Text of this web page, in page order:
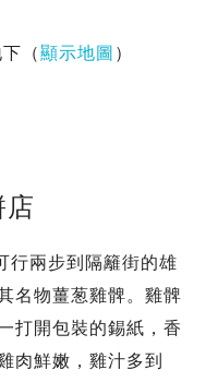
（顯示地圖 ）
行兩步到隔籬街的雄
名物薑葱雞髀。雞髀
打開包裝的錫紙，香
肉鮮嫩，雞汁多到